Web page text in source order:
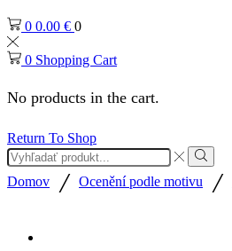
0 0.00 € 0
0 Shopping Cart
No products in the cart.
Return To Shop
Search
input
Search
Domov / Ocenění podle motivu /